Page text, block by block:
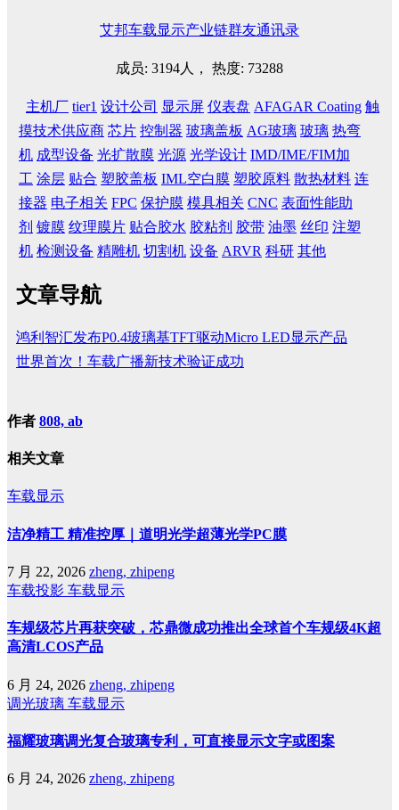
艾邦车载显示产业链群友通讯录
成员: 3194人， 热度: 73288
主机厂 tier1 设计公司 显示屏 仪表盘 AFAGAR Coating 触
摸技术供应商 芯片 控制器 玻璃盖板 AG玻璃 玻璃 热弯
机 成型设备 光扩散膜 光源 光学设计 IMD/IME/FIM加
工 涂层 贴合 塑胶盖板 IML空白膜 塑胶原料 散热材料 连
接器 电子相关 FPC 保护膜 模具相关 CNC 表面性能助
剂 镀膜 纹理膜片 贴合胶水 胶粘剂 胶带 油墨 丝印 注塑
机 检测设备 精雕机 切割机 设备 ARVR 科研 其他
文章导航
鸿利智汇发布P0.4玻璃基TFT驱动Micro LED显示产品
世界首次！车载广播新技术验证成功
作者 808, ab
相关文章
车载显示
洁净精工 精准控厚｜道明光学超薄光学PC膜
7 月 22, 2026 zheng, zhipeng
车载投影 车载显示
车规级芯片再获突破，芯鼎微成功推出全球首个车规级4K超
高清LCOS产品
6 月 24, 2026 zheng, zhipeng
调光玻璃 车载显示
福耀玻璃调光复合玻璃专利，可直接显示文字或图案
6 月 24, 2026 zheng, zhipeng